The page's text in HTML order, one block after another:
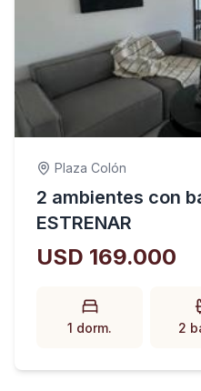
Plaza Colón
2 ambientes con
ESTRENAR
USD 169.000
1 dorm. 2